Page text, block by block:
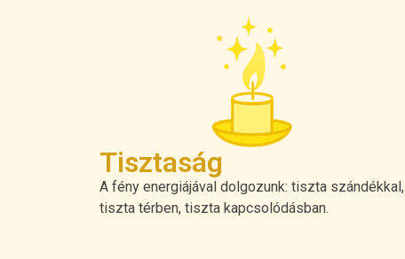
Tisztaság
A fény energiájával dolgozunk: tiszta szándékkal,
tiszta térben, tiszta kapcsolódásban.